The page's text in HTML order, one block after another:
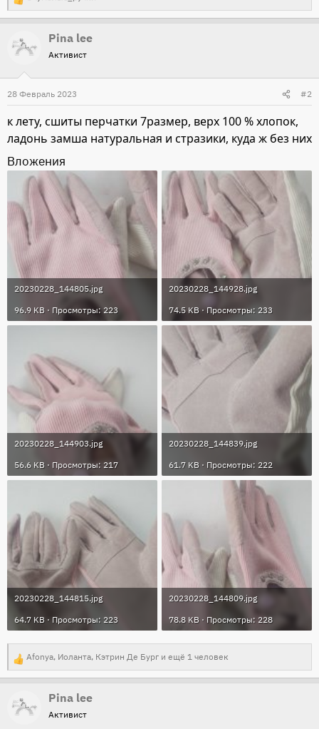
Р
е
а
к
и
и
:
Pina lee
Активист
28 Февраль 2023 #2
к лету, сшиты перчатки 7размер, верх 100 % хлопок,
ладонь замша натуральная и стразики, куда ж без них
Вложения
20230228_144805.jpg
96.9 KB · Просмотры: 223
20230228_144928.jpg
74.5 KB · Просмотры: 233
20230228_144903.jpg
56.6 KB · Просмотры: 217
20230228_144839.jpg
61.7 KB · Просмотры: 222
20230228_144815.jpg
64.7 KB · Просмотры: 223
20230228_144809.jpg
78.8 KB · Просмотры: 228
Р
е
а
к
Afonya, Иоланта, Кэтрин Де Бург и ещё 1 человек
Pina lee
Активист